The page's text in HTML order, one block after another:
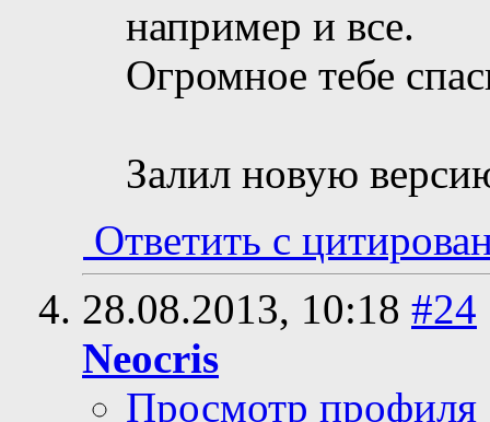
например и все.
Огромное тебе
Залил новую
Ответить с
28.08.2013, 10:18 #24
Neocris
Просмотр профиля